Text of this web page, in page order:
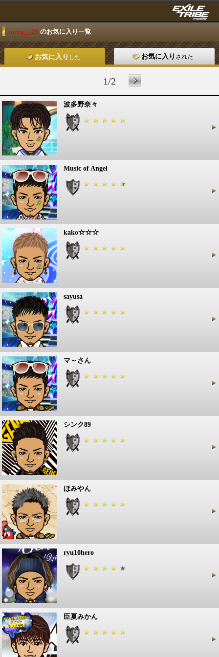
meru__.26 のお気に入り一覧
お気に入り した お気に入り された
1/2
波多野奈々
Music of Angel
kako☆☆☆
sayusa
マ～さん
シンク89
ほみやん
ryu10hero
臣夏みかん